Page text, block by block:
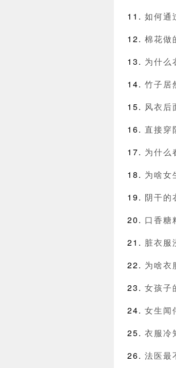
如何通
棉花做
为什么
竹子居
风衣后
直接穿
为什么
为啥女
阴干的
口香糖
脏衣服
为啥衣
女孩子
女生闻
衣服冷
法医最